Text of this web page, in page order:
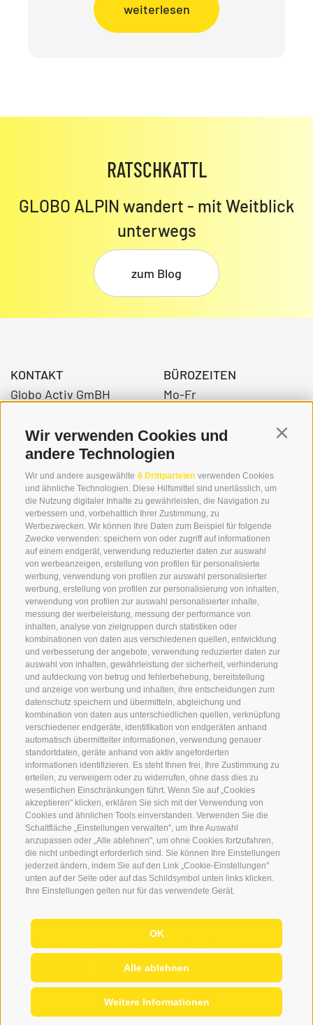
Wir verwenden Cookies und
andere Technologien
Wir und andere ausgewählte 6 Drittparteien verwenden Cookies
und ähnliche Technologien. Diese Hilfsmittel sind unerlässlich, um
die Nutzung digitaler Inhalte zu gewährleisten, die Navigation zu
verbessern und, vorbehaltlich Ihrer Zustimmung, zu
Werbezwecken. Wir können Ihre Daten zum Beispiel für folgende
Zwecke verwenden: speichern von oder zugriff auf informationen
auf einem endgerät, verwendung reduzierter daten zur auswahl
von werbeanzeigen, erstellung von profilen für personalisierte
werbung, verwendung von profilen zur auswahl personalisierter
werbung, erstellung von profilen zur personalisierung von inhalten,
verwendung von profilen zur auswahl personalisierter inhalte,
messung der werbeleistung, messung der performance von
inhalten, analyse von zielgruppen durch statistiken oder
kombinationen von daten aus verschiedenen quellen, entwicklung
und verbesserung der angebote, verwendung reduzierter daten zur
auswahl von inhalten, gewährleistung der sicherheit, verhinderung
und aufdeckung von betrug und fehlerbehebung, bereitstellung
und anzeige von werbung und inhalten, ihre entscheidungen zum
datenschutz speichern und übermitteln, abgleichung und
kombination von daten aus unterschiedlichen quellen, verknüpfung
verschiedener endgeräte, identifikation von endgeräten anhand
automatisch übermittelter informationen, verwendung genauer
standortdaten, geräte anhand von aktiv angeforderten
informationen identifizieren. Es steht Ihnen frei, Ihre Zustimmung zu
erteilen, zu verweigern oder zu widerrufen, ohne dass dies zu
wesentlichen Einschränkungen führt. Wenn Sie auf „Cookies
akzeptieren" klicken, erklären Sie sich mit der Verwendung von
Cookies und ähnlichen Tools einverstanden. Verwenden Sie die
Schaltfläche „Einstellungen verwalten", um Ihre Auswahl
anzupassen oder „Alle ablehnen", um ohne Cookies fortzufahren,
die nicht unbedingt erforderlich sind. Sie können Ihre Einstellungen
jederzeit ändern, indem Sie auf den Link „Cookie-Einstellungen"
unten auf der Seite oder auf das Schildsymbol unten links klicken.
Ihre Einstellungen gelten nur für das verwendete Gerät.
OK
Alle ablehnen
Weitere Informationen
weiterlesen
RATSCHKATTL
GLOBO ALPIN wandert - mit Weitblick
unterwegs
zum Blog
KONTAKT
Globo Activ GmBH
39034 Toblach
+39 0474 976139
info@globoalpin.com
BÜROZEITEN
Mo-Fr
14.00 – 17:00 Uhr
SERVICE
Kontakt
Wetter & Lawinen
FAQ & AGB
Schwierigkeitseinteilung
Reisetaschen & Dry Bag
Newsletter
Leihausrüstung
Login
Bezahlung
Partner
Pauschalreiserichtlinie
ON TOUR
Wir
Winterprogramm
Sommerprogramm
© 2026 Globo Activ GmBH | it | en | IT02778720215
Impressum | Cookie-Richtlinie
Privacy | Cookie Präferenzen